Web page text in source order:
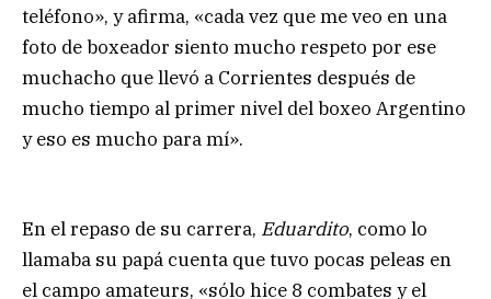
teléfono», y afirma, «cada vez que me veo en una
foto de boxeador siento mucho respeto por ese
muchacho que llevó a Corrientes después de
mucho tiempo al primer nivel del boxeo Argentino
y eso es mucho para mí».
En el repaso de su carrera, Eduardito, como lo
llamaba su papá cuenta que tuvo pocas peleas en
el campo amateurs, «sólo hice 8 combates y el